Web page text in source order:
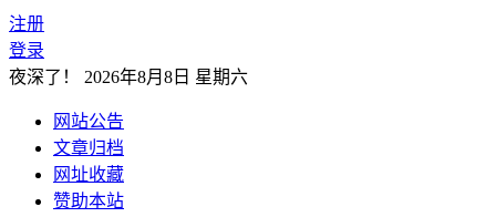
注册
登录
夜深了！ 2026年8月8日 星期六
网站公告
文章归档
网址收藏
赞助本站